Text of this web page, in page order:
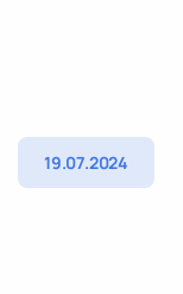
19.07.2024